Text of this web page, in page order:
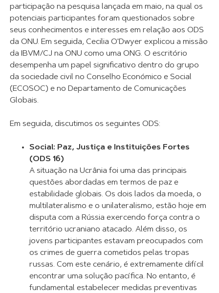
participação na pesquisa lançada em maio, na qual os
potenciais participantes foram questionados sobre
seus conhecimentos e interesses em relação aos ODS
da ONU. Em seguida, Cecilia O'Dwyer explicou a missão
da IBVM/CJ na ONU como uma ONG. O escritório
desempenha um papel significativo dentro do grupo
da sociedade civil no Conselho Económico e Social
(ECOSOC) e no Departamento de Comunicações
Globais.
Em seguida, discutimos os seguintes ODS:
Social: Paz, Justiça e Instituições Fortes
(ODS 16)
A situação na Ucrânia foi uma das principais
questões abordadas em termos de paz e
estabilidade globais. Os dois lados da moeda, o
multilateralismo e o unilateralismo, estão hoje em
disputa com a Rússia exercendo força contra o
território ucraniano atacado. Além disso, os
jovens participantes estavam preocupados com
os crimes de guerra cometidos pelas tropas
russas. Com este cenário, é extremamente difícil
encontrar uma solução pacífica. No entanto, é
fundamental estabelecer medidas preventivas